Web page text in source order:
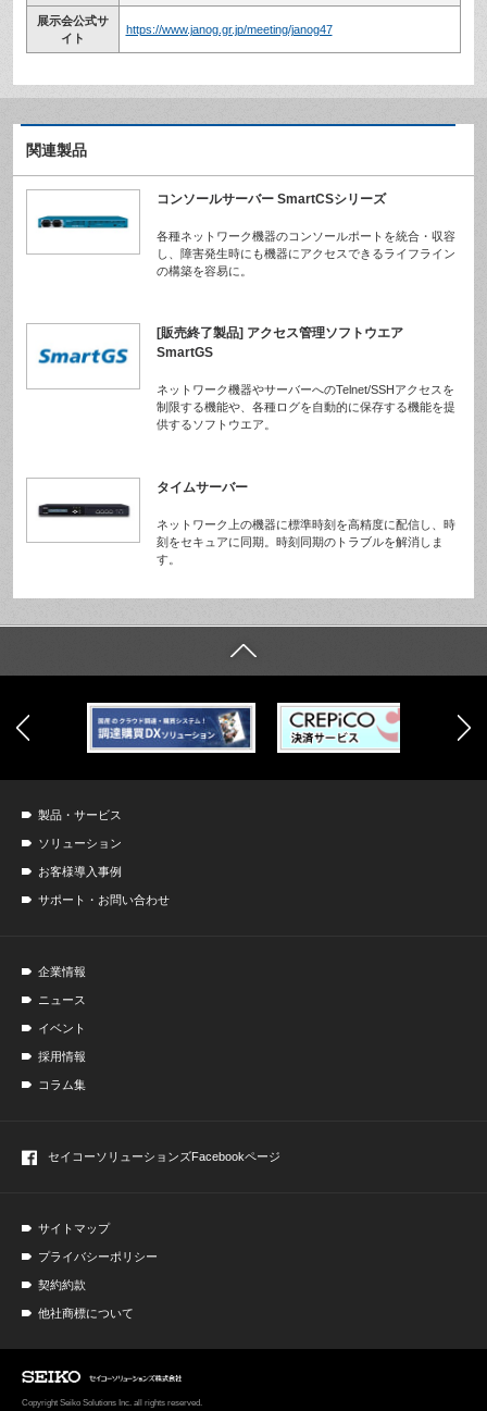
展示会公式サ
イト
https://www.janog.gr.jp/meeting/janog47
関連製品
コンソールサーバー SmartCSシリーズ
各種ネットワーク機器のコンソールポートを統合・収容
し、障害発生時にも機器にアクセスできるライフライン
の構築を容易に。
[販売終了製品] アクセス管理ソフトウエア
SmartGS
ネットワーク機器やサーバーへのTelnet/SSHアクセスを
制限する機能や、各種ログを自動的に保存する機能を提
供するソフトウエア。
タイムサーバー
ネットワーク上の機器に標準時刻を高精度に配信し、時
刻をセキュアに同期。時刻同期のトラブルを解消しま
す。
製品・サービス
ソリューション
お客様導入事例
サポート・お問い合わせ
企業情報
ニュース
イベント
採用情報
コラム集
セイコーソリューションズFacebookページ
サイトマップ
プライバシーポリシー
契約約款
他社商標について
Copyright Seiko Solutions Inc. all rights reserved.